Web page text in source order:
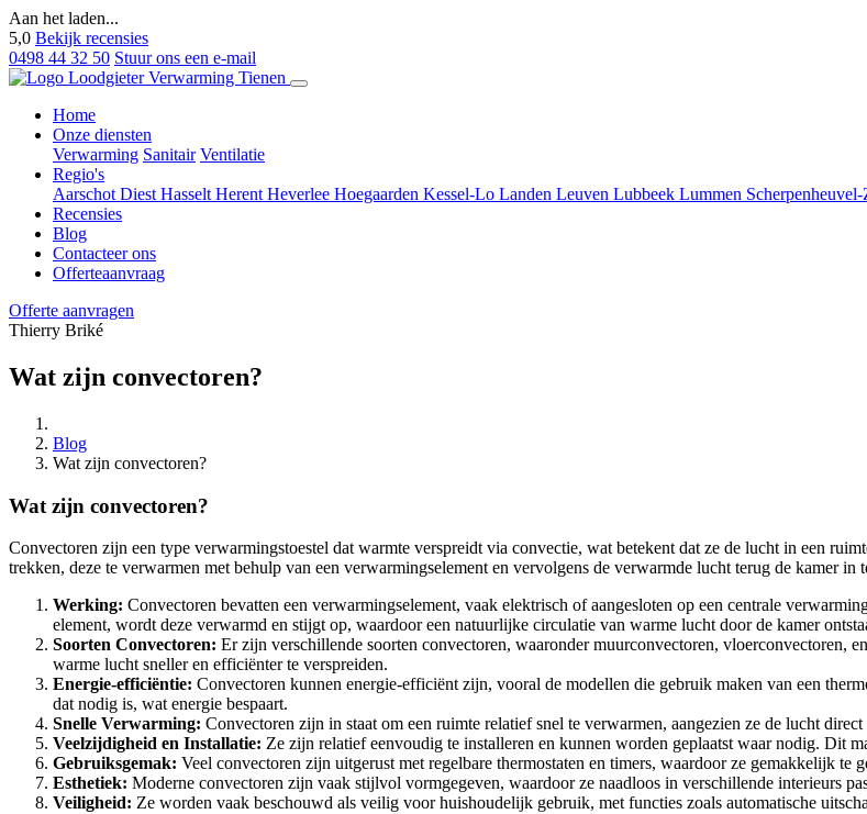
Aan het laden...
5,0 Bekijk recensies
0498 44 32 50 Stuur ons een e-mail
Home
Onze diensten
Verwarming Sanitair Ventilatie
Regio's
Aarschot Diest Hasselt Herent Heverlee Hoegaarden Kessel-Lo Landen Leuven Lubbeek Lummen
Recensies
Blog
Contacteer ons
Offerteaanvraag
Offerte aanvragen
Thierry Briké
Wat zijn convectoren?
Blog
Wat zijn convectoren?
Wat zijn convectoren?
Convectoren zijn een type verwarmingstoestel dat warmte verspreidt via convectie, wat betekent dat ze de lucht in een
trekken, deze te verwarmen met behulp van een verwarmingselement en vervolgens de verwarmde lucht terug de kamer
Werking: Convectoren bevatten een verwarmingselement, vaak elektrisch of aangesloten op een centrale
element, wordt deze verwarmd en stijgt op, waardoor een natuurlijke circulatie van warme lucht door de kamer
Soorten Convectoren: Er zijn verschillende soorten convectoren, waaronder muurconvectoren, vloerconvectoren,
warme lucht sneller en efficiënter te verspreiden.
Energie-efficiëntie: Convectoren kunnen energie-efficiënt zijn, vooral de modellen die gebruik maken van een
dat nodig is, wat energie bespaart.
Snelle Verwarming: Convectoren zijn in staat om een ruimte relatief snel te verwarmen, aangezien ze de lucht
Veelzijdigheid en Installatie: Ze zijn relatief eenvoudig te installeren en kunnen worden geplaatst waar nodig. Dit
Gebruiksgemak: Veel convectoren zijn uitgerust met regelbare thermostaten en timers, waardoor ze gemakkelijk te
Esthetiek: Moderne convectoren zijn vaak stijlvol vormgegeven, waardoor ze naadloos in verschillende interieurs
Veiligheid: Ze worden vaak beschouwd als veilig voor huishoudelijk gebruik, met functies zoals automatische